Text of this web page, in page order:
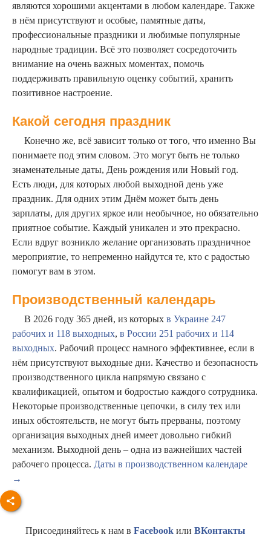
являются хорошими акцентами в любом календаре. Также
в нём присутствуют и особые, памятные даты,
профессиональные праздники и любимые популярные
народные традиции. Всё это позволяет сосредоточить
внимание на очень важных моментах, помочь
поддерживать правильную оценку событий, хранить
позитивное настроение.
Какой сегодня праздник
Конечно же, всё зависит только от того, что именно Вы
понимаете под этим словом. Это могут быть не только
знаменательные даты, День рождения или Новый год.
Есть люди, для которых любой выходной день уже
праздник. Для одних этим Днём может быть день
зарплаты, для других яркое или необычное, но обязательно
приятное событие. Каждый уникален и это прекрасно.
Если вдруг возникло желание организовать праздничное
мероприятие, то непременно найдутся те, кто с радостью
помогут вам в этом.
Производственный календарь
В 2026 году 365 дней, из которых в Украине 247
рабочих и 118 выходных, в России 251 рабочих и 114
выходных. Рабочий процесс намного эффективнее, если в
нём присутствуют выходные дни. Качество и безопасность
производственного цикла напрямую связано с
квалификацией, опытом и бодростью каждого сотрудника.
Некоторые производственные цепочки, в силу тех или
иных обстоятельств, не могут быть прерваны, поэтому
организация выходных дней имеет довольно гибкий
механизм. Выходной день – одна из важнейших частей
рабочего процесса. Даты в производственном календаре
→
Присоединяйтесь к нам в Facebook или ВКонтакты